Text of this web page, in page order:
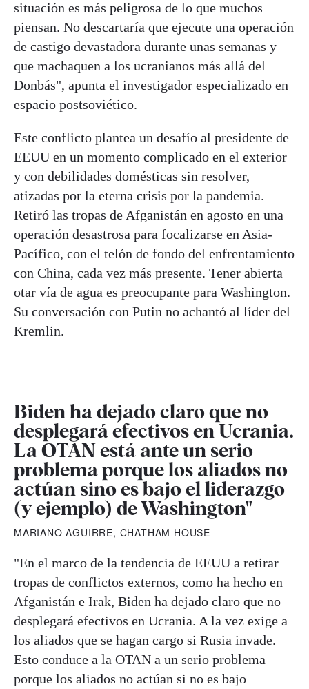
situación es más peligrosa de lo que muchos
piensan. No descartaría que ejecute una operación
de castigo devastadora durante unas semanas y
que machaquen a los ucranianos más allá del
Donbás", apunta el investigador especializado en
espacio postsoviético.
Este conflicto plantea un desafío al presidente de
EEUU en un momento complicado en el exterior
y con debilidades domésticas sin resolver,
atizadas por la eterna crisis por la pandemia.
Retiró las tropas de Afganistán en agosto en una
operación desastrosa para focalizarse en Asia-
Pacífico, con el telón de fondo del enfrentamiento
con China, cada vez más presente. Tener abierta
otar vía de agua es preocupante para Washington.
Su conversación con Putin no achantó al líder del
Kremlin.
Biden ha dejado claro que no
desplegará efectivos en Ucrania.
La OTAN está ante un serio
problema porque los aliados no
actúan sino es bajo el liderazgo
(y ejemplo) de Washington"
MARIANO AGUIRRE, CHATHAM HOUSE
"En el marco de la tendencia de EEUU a retirar
tropas de conflictos externos, como ha hecho en
Afganistán e Irak, Biden ha dejado claro que no
desplegará efectivos en Ucrania. A la vez exige a
los aliados que se hagan cargo si Rusia invade.
Esto conduce a la OTAN a un serio problema
porque los aliados no actúan si no es bajo